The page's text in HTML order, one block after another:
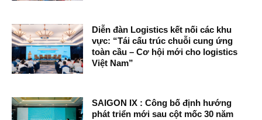
Diễn đàn Logistics kết nối các khu
vực: “Tái cấu trúc chuỗi cung ứng
toàn cầu – Cơ hội mới cho logistics
Việt Nam”
SAIGON IX : Công bố định hướng
phát triển mới sau cột mốc 30 năm